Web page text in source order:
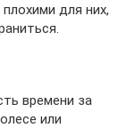
для них,
времени за
или